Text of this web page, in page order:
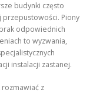
budynki często
Piony
odpowiednich
to wyzwania,
instalacji zastanej.
rozmawiać z